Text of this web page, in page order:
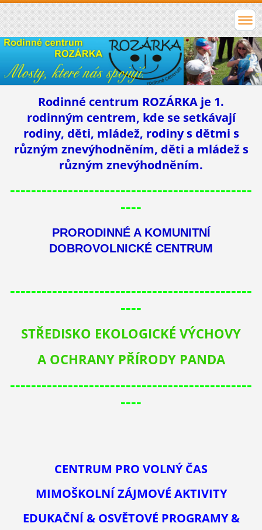
Rodinné centrum ROZÁRKA je 1.
rodinným centrem, kde se setkávají
rodiny, děti, mládež, rodiny s dětmi s
různým znevýhodněním, děti a mládež s
různým znevýhodněním.
----------------------------------------------
----
PRORODINNÉ A KOMUNITNÍ
DOBROVOLNICKÉ CENTRUM
----------------------------------------------
----
STŘEDISKO EKOLOGICKÉ VÝCHOVY
A OCHRANY PŘÍRODY PANDA
----------------------------------------------
----
CENTRUM PRO VOLNÝ ČAS
MIMOŠKOLNÍ ZÁJMOVÉ AKTIVITY
EDUKAČNÍ & OSVĚTOVÉ PROGRAMY&